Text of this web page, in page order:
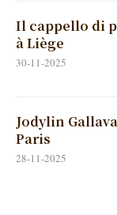
Il cappello di
à Liège
30-11-2025
Jodylin
Paris
28-11-2025